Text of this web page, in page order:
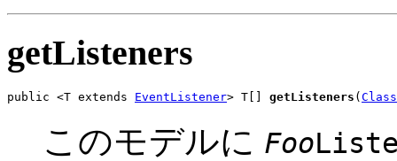
getListeners
public <T extends EventListener> T[] getListeners ( Class
このモデルに Foo